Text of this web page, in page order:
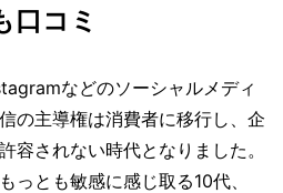
口コミ
などのソーシャルメディ
の主導権は消費者に移行し、企
容されない時代となりました。
っとも敏感に感じ取る10代、